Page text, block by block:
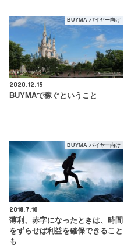
BUYMA バイヤー向け
2020.12.15
BUYMAで稼ぐということ
BUYMA バイヤー向け
2018.7.10
薄利、赤字になったときは、時間
をずらせば利益を確保できること
も